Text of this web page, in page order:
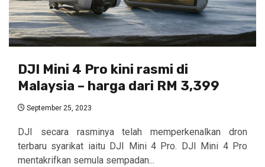
DJI Mini 4 Pro kini rasmi di
Malaysia – harga dari RM 3,399
September 25, 2023
DJI secara rasminya telah memperkenalkan dron
terbaru syarikat iaitu DJI Mini 4 Pro. DJI Mini 4 Pro
mentakrifkan semula sempadan...